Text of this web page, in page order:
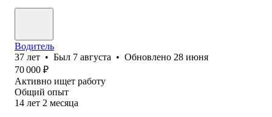
Водитель
37 лет • Был 7 августа • Обновлено 28 июня
70 000 ₽
Активно ищет работу
Общий опыт
14 лет 2 месяца